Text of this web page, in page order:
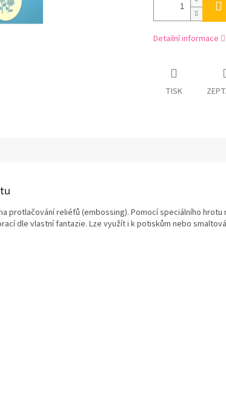
Detailní informace
TISK
protlačování reliéfů (embossing). Pomocí speciálního
dle vlastní fantazie. Lze využít i k potiskům nebo